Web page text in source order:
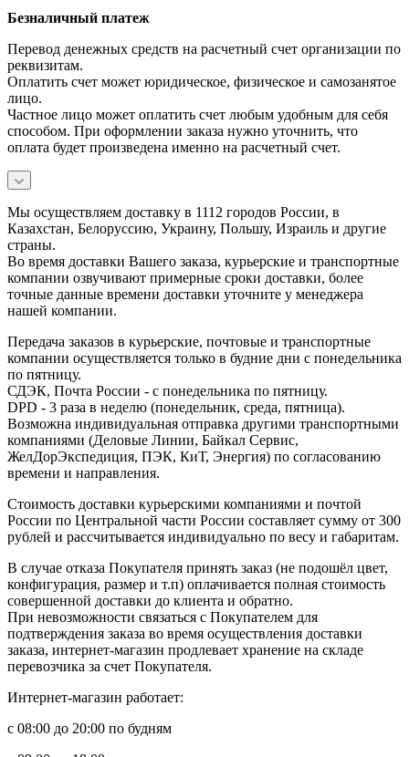
Безналичный платеж
Перевод денежных средств на расчетный счет организации по
реквизитам.
Оплатить счет может юридическое, физическое и самозанятое
лицо.
Частное лицо может оплатить счет любым удобным для себя
способом. При оформлении заказа нужно уточнить, что
оплата будет произведена именно на расчетный счет.
Мы осуществляем доставку в 1112 городов России, в
Казахстан, Белоруссию, Украину, Польшу, Израиль и другие
страны.
Во время доставки Вашего заказа, курьерские и транспортные
компании озвучивают примерные сроки доставки, более
точные данные времени доставки уточните у менеджера
нашей компании.
Передача заказов в курьерские, почтовые и транспортные
компании осуществляется только в будние дни с понедельника
по пятницу.
СДЭК, Почта России - с понедельника по пятницу.
DPD - 3 раза в неделю (понедельник, среда, пятница).
Возможна индивидуальная отправка другими транспортными
компаниями (Деловые Линии, Байкал Сервис,
ЖелДорЭкспедиция, ПЭК, КиТ, Энергия) по согласованию
времени и направления.
Стоимость доставки курьерскими компаниями и почтой
России по Центральной части России составляет сумму от 300
рублей и рассчитывается индивидуально по весу и габаритам.
В случае отказа Покупателя принять заказ (не подошёл цвет,
конфигурация, размер и т.п) оплачивается полная стоимость
совершенной доставки до клиента и обратно.
При невозможности связаться с Покупателем для
подтверждения заказа во время осуществления доставки
заказа, интернет-магазин продлевает хранение на складе
перевозчика за счет Покупателя.
Интернет-магазин работает:
с 08:00 до 20:00 по будням